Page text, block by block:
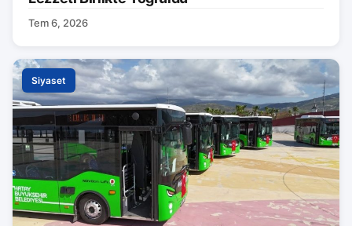
Tem 6, 2026
Siyaset